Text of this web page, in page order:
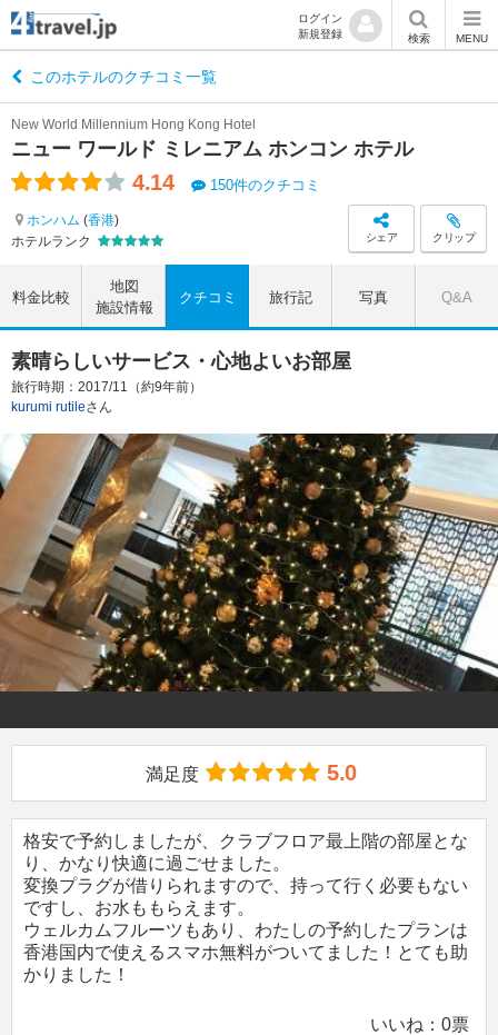
ログイン
新規登録
検索 MENU
このホテルのクチコミ一覧
ニュー ワールド ミレニアム ホンコン ホテル
New World Millennium Hong Kong Hotel
4.14 150件のクチコミ
ホンハム (香港)
ホテルランク
シェア クリップ
料金比較
地図
施設情報
クチコミ 旅行記 写真 Q&A
素晴らしいサービス・心地よいお部屋
旅行時期：2017/11（約9年前）
kurumi rutileさん
満足度 5.0
格安で予約しましたが、クラブフロア最上階の部屋とな
り、かなり快適に過ごせました。
変換プラグが借りられますので、持って行く必要もない
ですし、お水ももらえます。
ウェルカムフルーツもあり、わたしの予約したプランは
香港国内で使えるスマホ無料がついてました！とても助
かりました！
いいね： 0票